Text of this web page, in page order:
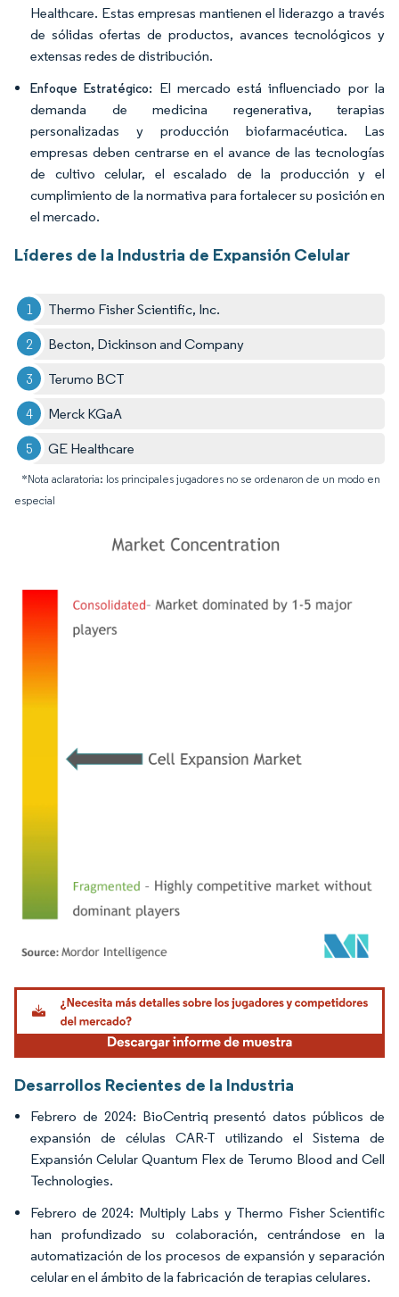
Healthcare. Estas empresas mantienen el liderazgo a través
de sólidas ofertas de productos, avances tecnológicos y
extensas redes de distribución.
Enfoque Estratégico: El mercado está influenciado por la
demanda de medicina regenerativa, terapias
personalizadas y producción biofarmacéutica. Las
empresas deben centrarse en el avance de las tecnologías
de cultivo celular, el escalado de la producción y el
cumplimiento de la normativa para fortalecer su posición en
el mercado.
Líderes de la Industria de Expansión Celular
Thermo Fisher Scientific, Inc.
Becton, Dickinson and Company
Terumo BCT
Merck KGaA
GE Healthcare
*Nota aclaratoria: los principales jugadores no se ordenaron de un modo en
especial
Imagen © Mordor Intelligence. El uso requiere atribución según CC BY 4.0.
Desarrollos Recientes de la Industria
Febrero de 2024: BioCentriq presentó datos públicos de
expansión de células CAR-T utilizando el Sistema de
Expansión Celular Quantum Flex de Terumo Blood and Cell
Technologies.
Febrero de 2024: Multiply Labs y Thermo Fisher Scientific
han profundizado su colaboración, centrándose en la
automatización de los procesos de expansión y separación
celular en el ámbito de la fabricación de terapias celulares.